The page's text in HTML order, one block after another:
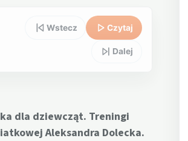
Wstecz Czytaj
Dalej
dla dziewcząt. Treningi
Aleksandra Dolecka.